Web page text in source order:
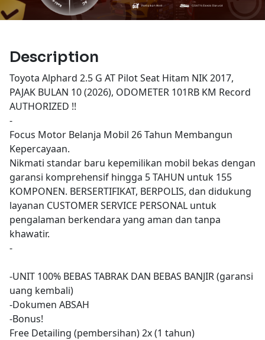
Description
Toyota Alphard 2.5 G AT Pilot Seat Hitam NIK 2017,
PAJAK BULAN 10 (2026), ODOMETER 101RB KM Record
AUTHORIZED !!
-
Focus Motor Belanja Mobil 26 Tahun Membangun
Kepercayaan.
Nikmati standar baru kepemilikan mobil bekas dengan
garansi komprehensif hingga 5 TAHUN untuk 155
KOMPONEN. BERSERTIFIKAT, BERPOLIS, dan didukung
layanan CUSTOMER SERVICE PERSONAL untuk
pengalaman berkendara yang aman dan tanpa
khawatir.
-
-UNIT 100% BEBAS TABRAK DAN BEBAS BANJIR (garansi
uang kembali)
-Dokumen ABSAH
-Bonus!
Free Detailing (pembersihan) 2x (1 tahun)